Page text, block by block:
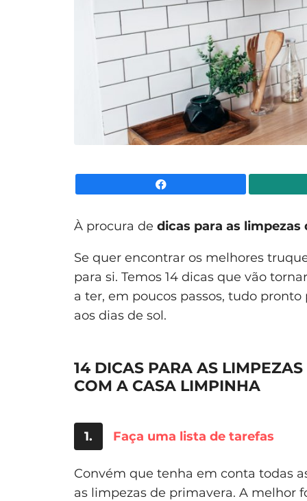
À procura de dicas para as limpezas
Se quer encontrar os melhores
para si. Temos 14 dicas que vão
a ter, em poucos passos, tudo
aos dias de sol.
14 DICAS PARA AS
COM A CASA LIMPINHA
1. Faça uma lista de tarefas
Convém que tenha em conta todas
as limpezas de primavera. A melhor